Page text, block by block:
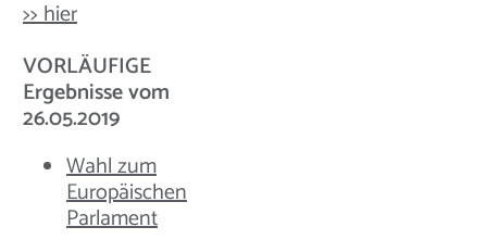
>> hier
VORLÄUFIGE
Ergebnisse vom
26.05.2019
Wahl zum
Europäischen
Parlament